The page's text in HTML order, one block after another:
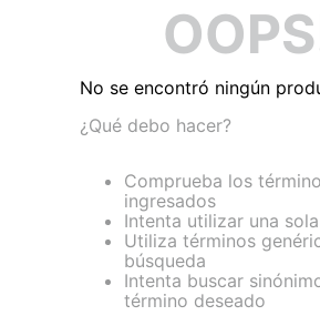
No se encontró ningún
¿Qué debo hacer?
Comprueba los
ingresados
Intenta utilizar una
Utiliza términos
búsqueda
Intenta buscar
término deseado